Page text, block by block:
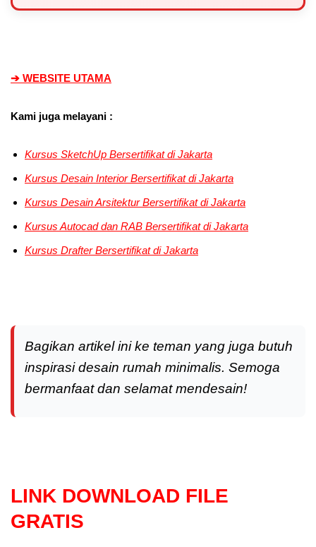
➔ WEBSITE UTAMA
Kami juga melayani :
Kursus SketchUp Bersertifikat di Jakarta
Kursus Desain InteriorBersertifikat di Jakarta
Kursus Desain ArsitekturBersertifikat di Jakarta
Kursus Autocad dan RAB Bersertifikat di Jakarta
Kursus DrafterBersertifikat di Jakarta
Bagikan artikel ini ke teman yang juga butuh
inspirasi desain rumah minimalis. Semoga
bermanfaat dan selamat mendesain!
LINK DOWNLOAD FILE
GRATIS